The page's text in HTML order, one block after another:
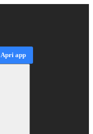
Apri app